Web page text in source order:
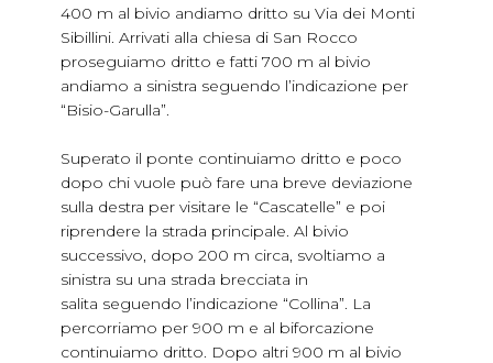
400 m al bivio andiamo dritto su Via dei Monti
Sibillini. Arrivati alla chiesa di San Rocco
proseguiamo dritto e fatti 700 m al bivio
andiamo a sinistra seguendo l’indicazione per
“Bisio-Garulla”.
Superato il ponte continuiamo dritto e poco
dopo chi vuole può fare una breve deviazione
sulla destra per visitare le “Cascatelle” e poi
riprendere la strada principale. Al bivio
successivo, dopo 200 m circa, svoltiamo a
sinistra su una strada brecciata in
salita seguendo l’indicazione “Collina”. La
percorriamo per 900 m e al biforcazione
continuiamo dritto. Dopo altri 900 m al bivio